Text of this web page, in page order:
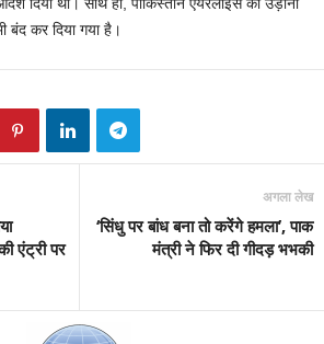
दिया था। साथ ही, पाकिस्तान एयरलाइंस की उड़ानों
बंद कर दिया गया है।
एंट्री पर
अगला लेख
‘सिंधु पर बांध बना तो करेंगे हमला’, पाक
मंत्री ने फिर दी गीदड़ भभकी